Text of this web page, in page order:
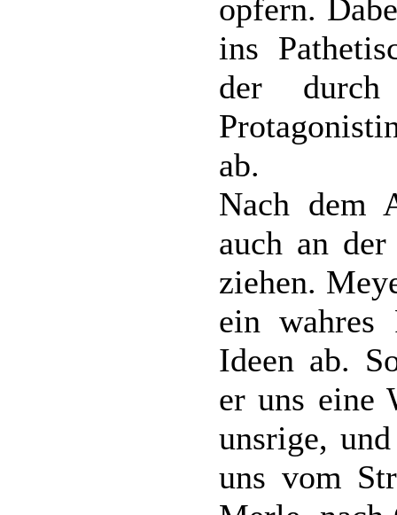
opfern.
ins
der durch
ab.
Nach dem
auch an
ziehen.
ein wahres
Ideen ab.
er uns eine
unsrige,
uns vom